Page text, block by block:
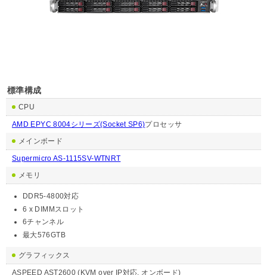
標準構成
CPU
AMD EPYC 8004シリーズ(Socket SP6)プロセッサ
メインボード
Supermicro AS-1115SV-WTNRT
メモリ
DDR5-4800対応
6 x DIMMスロット
6チャンネル
最大576GTB
グラフィックス
ASPEED AST2600 (KVM over IP対応, オンボード)